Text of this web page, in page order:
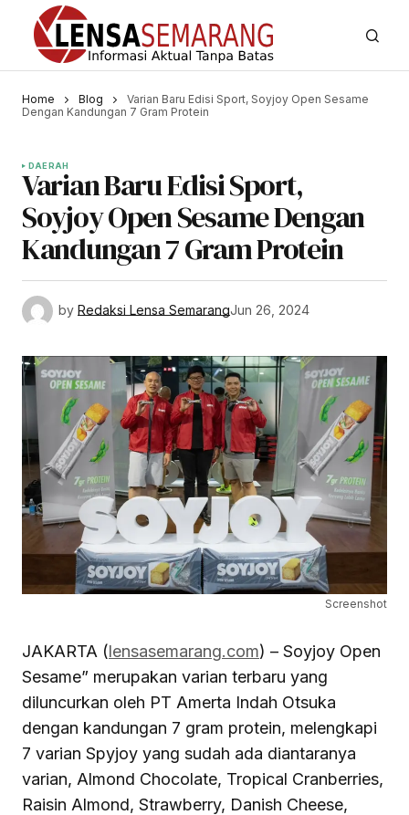
Home Blog
Varian Baru Edisi Sport, Soyjoy Open Sesame
Dengan Kandungan 7 Gram Protein
DAERAH
Varian Baru Edisi Sport,
Soyjoy Open Sesame Dengan
Kandungan 7 Gram Protein
by Redaksi Lensa SemarangJun 26, 2024
Screenshot
JAKARTA (lensasemarang.com) – Soyjoy Open
Sesame” merupakan varian terbaru yang
diluncurkan oleh PT Amerta Indah Otsuka
dengan kandungan 7 gram protein, melengkapi
7 varian Spyjoy yang sudah ada diantaranya
varian, Almond Chocolate, Tropical Cranberries,
Raisin Almond, Strawberry, Danish Cheese,